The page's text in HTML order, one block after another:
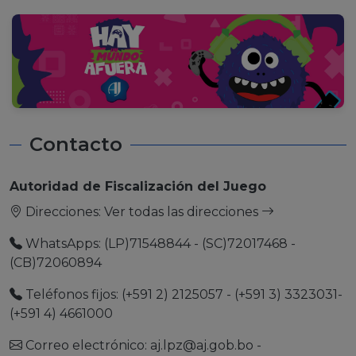
Contacto
Autoridad de Fiscalización del Juego
Direcciones: Ver todas las direcciones
WhatsApps: (LP)71548844 - (SC)72017468 -
(CB)72060894
Teléfonos fijos: (+591 2) 2125057 - (+591 3) 3323031-
(+591 4) 4661000
Correo electrónico: aj.lpz@aj.gob.bo -